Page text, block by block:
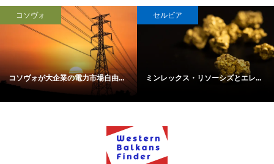
コソヴォ
コソヴォが大企業の電力市場自由...
セルビア
ミンレックス・リソーシズとエレ...